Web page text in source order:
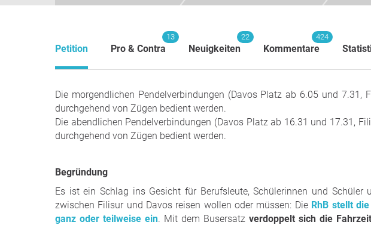
Petition Pro & Contra
13
Neuigkeiten
22
Kommentare
424
Die morgendlichen Pendelverbindungen (Davos Platz ab 6.05 und 7.31,
durchgehend von Zügen bedient werden.
Die abendlichen Pendelverbindungen (Davos Platz ab 16.31 und 17.31,
durchgehend von Zügen bedient werden.
Begründung
Es ist ein Schlag ins Gesicht für Berufsleute, Schülerinnen und Schüler
zwischen Filisur und Davos reisen wollen oder müssen: Die RhB stellt
ganz oder teilweise ein. Mit dem Busersatz verdoppelt sich die